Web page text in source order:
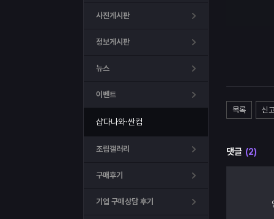
사진게시판
정보게시판
뉴스
이벤트
샵다나와·싼컴
조립갤러리
구매후기
기업 구매상담 후기
목록 신
댓글 (2)